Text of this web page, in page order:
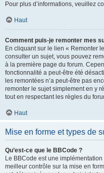
Pour plus d’informations, veuillez
Haut
Comment puis-je remonter mes
En cliquant sur le lien « Remonter
consulter un sujet, vous pouvez
à la première page du forum.
fonctionnalité a peut-être été
les remontées n’a peut-être pas
remonter le sujet simplement en y
tout en respectant les règles du
Haut
Mise en forme et types de
Qu’est-ce que le BBCode ?
Le BBCode est une
meilleur contrôle sur la mise en